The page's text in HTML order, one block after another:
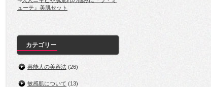
ューテ』美肌セット
カテゴリー
芸能人の美容法 (26)
敏感肌について (13)